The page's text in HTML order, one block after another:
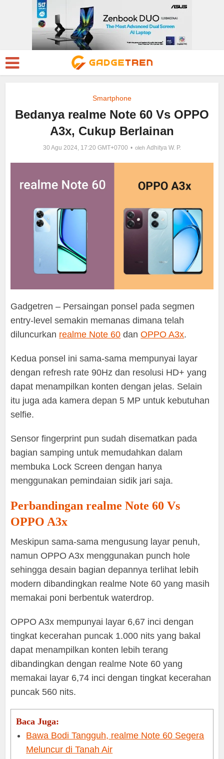
Smartphone
Bedanya realme Note 60 Vs OPPO
A3x, Cukup Berlainan
30 Agu 2024, 17:20 GMT+0700 oleh Adhitya W. P.
Gadgetren – Persaingan ponsel pada segmen
entry-level semakin memanas dimana telah
diluncurkan realme Note 60 danOPPO A3x.
Kedua ponsel ini sama-sama mempunyai layar
dengan refresh rate 90Hz dan resolusi HD+ yang
dapat menampilkan konten dengan jelas. Selain
itu juga ada kamera depan 5 MP untuk kebutuhan
selfie.
Sensor fingerprint pun sudah disematkan pada
bagian samping untuk memudahkan dalam
membuka Lock Screen dengan hanya
menggunakan pemindaian sidik jari saja.
Perbandingan realme Note 60 Vs
OPPO A3x
Meskipun sama-sama mengusung layar penuh,
namun OPPO A3x menggunakan punch hole
sehingga desain bagian depannya terlihat lebih
modern dibandingkan realme Note 60 yang masih
memakai poni berbentuk waterdrop.
OPPO A3x mempunyai layar 6,67 inci dengan
tingkat kecerahan puncak 1.000 nits yang bakal
dapat menampilkan konten lebih terang
dibandingkan dengan realme Note 60 yang
memakai layar 6,74 inci dengan tingkat kecerahan
puncak 560 nits.
Baca Juga:
Bawa Bodi Tangguh, realme Note 60 Segera
Meluncur di Tanah Air